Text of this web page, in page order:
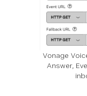
Vonage
Answer,